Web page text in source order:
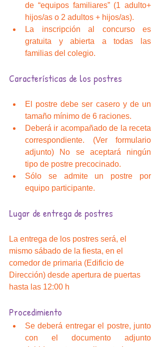
de “equipos familiares” (1 adulto+
hijos/as o 2 adultos + hijos/as).
La inscripción al concurso es
gratuita y abierta a todas las
familias del colegio.
Características de los postres
El postre debe ser casero y de un
tamaño mínimo de 6 raciones.
Deberá ir acompañado de la receta
correspondiente. (Ver formulario
adjunto) No se aceptará ningún
tipo de postre precocinado.
Sólo se admite un postre por
equipo participante.
Lugar de entrega de postres
La entrega de los postres será, el
mismo sábado de la fiesta, en el
comedor de primaria (Edificio de
Dirección) desde apertura de puertas
hasta las 12:00 h
Procedimiento
Se deberá entregar el postre, junto
con el documento adjunto